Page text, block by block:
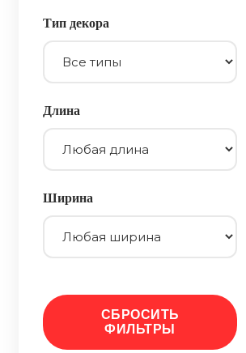
Тип декора
Длина
Ширина
СБРОСИТЬ
ФИЛЬТРЫ